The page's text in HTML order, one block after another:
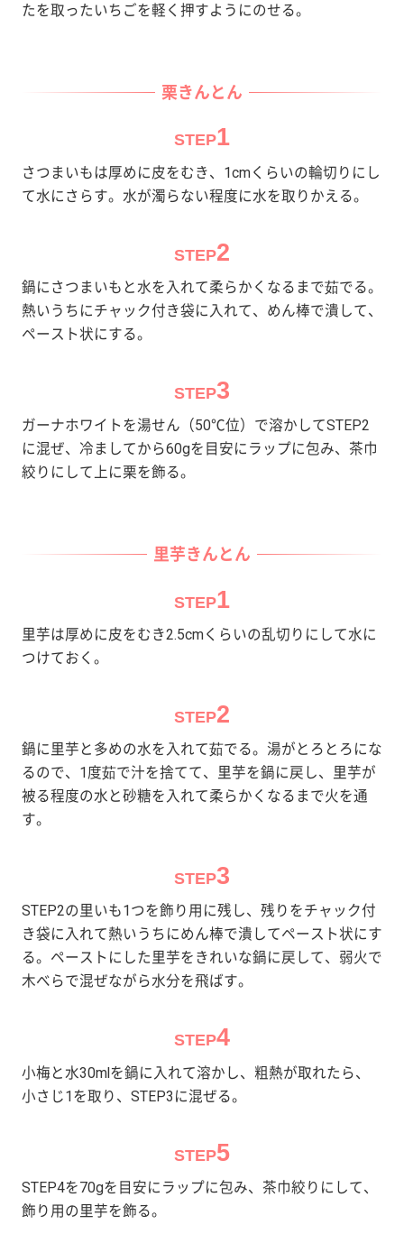
たを取ったいちごを軽く押すようにのせる。
栗きんとん
STEP1
さつまいもは厚めに皮をむき、1cmくらいの輪切りにし
て水にさらす。水が濁らない程度に水を取りかえる。
STEP2
鍋にさつまいもと水を入れて柔らかくなるまで茹でる。
熱いうちにチャック付き袋に入れて、めん棒で潰して、
ペースト状にする。
STEP3
ガーナホワイトを湯せん（50℃位）で溶かしてSTEP2
に混ぜ、冷ましてから60gを目安にラップに包み、茶巾
絞りにして上に栗を飾る。
里芋きんとん
STEP1
里芋は厚めに皮をむき2.5cmくらいの乱切りにして水に
つけておく。
STEP2
鍋に里芋と多めの水を入れて茹でる。湯がとろとろにな
るので、1度茹で汁を捨てて、里芋を鍋に戻し、里芋が
被る程度の水と砂糖を入れて柔らかくなるまで火を通
す。
STEP3
STEP2の里いも1つを飾り用に残し、残りをチャック付
き袋に入れて熱いうちにめん棒で潰してペースト状にす
る。ペーストにした里芋をきれいな鍋に戻して、弱火で
木べらで混ぜながら水分を飛ばす。
STEP4
小梅と水30mlを鍋に入れて溶かし、粗熱が取れたら、
小さじ1を取り、STEP3に混ぜる。
STEP5
STEP4を70gを目安にラップに包み、茶巾絞りにして、
飾り用の里芋を飾る。